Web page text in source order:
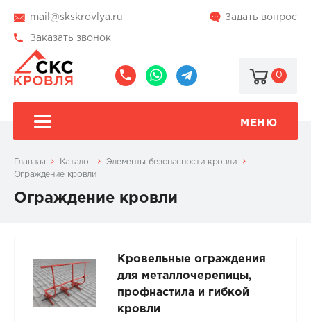
mail@skskrovlya.ru Задать вопрос
Заказать звонок
0
МЕНЮ
Главная Каталог
Элементы безопасности кровли
Ограждение кровли
Ограждение кровли
Кровельные ограждения
для металлочерепицы,
профнастила и гибкой
кровли